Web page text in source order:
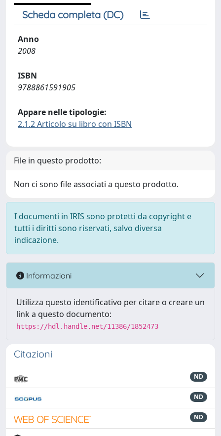
Scheda completa (DC)
Anno
2008
ISBN
9788861591905
Appare nelle tipologie:
2.1.2 Articolo su libro con ISBN
File in questo prodotto:
Non ci sono file associati a questo prodotto.
I documenti in IRIS sono protetti da copyright e
tutti i diritti sono riservati, salvo diversa
indicazione.
Informazioni
Utilizza questo identificativo per citare o creare un
link a questo documento:
https://hdl.handle.net/11386/1852473
Citazioni
ND
ND
ND